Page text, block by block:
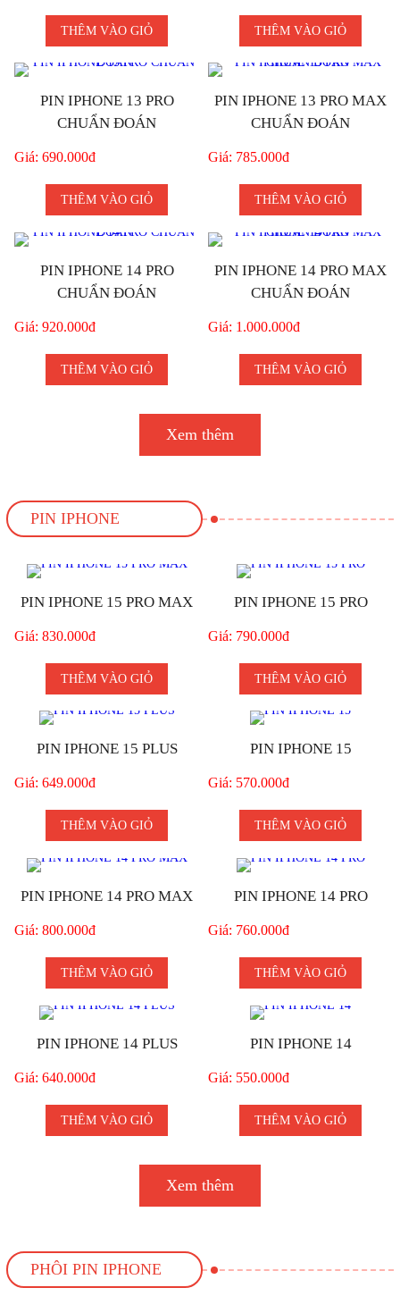
THÊM VÀO GIỎ THÊM VÀO GIỎ
PIN IPHONE 13 PRO
CHUẨN ĐOÁN
Giá: 690.000đ
THÊM VÀO GIỎ
PIN IPHONE 13 PRO MAX
CHUẨN ĐOÁN
Giá: 785.000đ
THÊM VÀO GIỎ
PIN IPHONE 14 PRO
CHUẨN ĐOÁN
Giá: 920.000đ
THÊM VÀO GIỎ
PIN IPHONE 14 PRO MAX
CHUẨN ĐOÁN
Giá: 1.000.000đ
THÊM VÀO GIỎ
Xem thêm
PIN IPHONE
PIN IPHONE 15 PRO MAX
Giá: 830.000đ
THÊM VÀO GIỎ
PIN IPHONE 15 PRO
Giá: 790.000đ
THÊM VÀO GIỎ
PIN IPHONE 15 PLUS
Giá: 649.000đ
THÊM VÀO GIỎ
PIN IPHONE 15
Giá: 570.000đ
THÊM VÀO GIỎ
PIN IPHONE 14 PRO MAX
Giá: 800.000đ
THÊM VÀO GIỎ
PIN IPHONE 14 PRO
Giá: 760.000đ
THÊM VÀO GIỎ
PIN IPHONE 14 PLUS
Giá: 640.000đ
THÊM VÀO GIỎ
PIN IPHONE 14
Giá: 550.000đ
THÊM VÀO GIỎ
Xem thêm
PHÔI PIN IPHONE